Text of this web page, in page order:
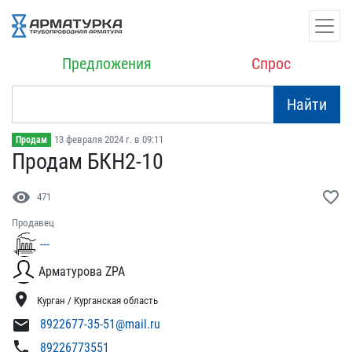
Предложения Спрос
Найти
Продам 13 февраля 2024 г. в 09:11
Продам БКН2-10
visibility 471 favorite_border
Продавец
---
Арматурова ZPA
location_on Курган / Курганская область
mail 8922677-35-51@mail.ru
phone 89226773551